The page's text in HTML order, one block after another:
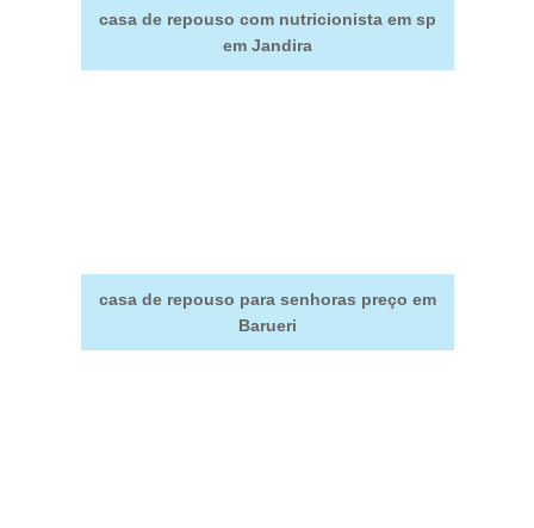
casa de repouso com nutricionista em sp
em Jandira
casa de repouso para senhoras preço em
Barueri